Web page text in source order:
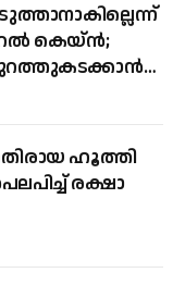
കെയ്ന്‍;
ഹൂത്തി
രക്ഷാ